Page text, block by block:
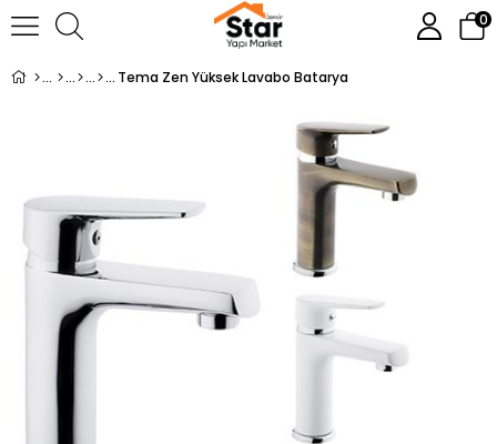
0
Tema Zen Yüksek Lavabo Batarya